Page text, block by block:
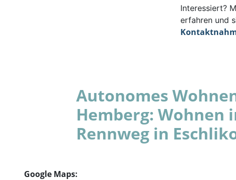
Interessiert?
erfahren und
Autonomes
Hemberg: Wohnen
Rennweg in
Google Maps: